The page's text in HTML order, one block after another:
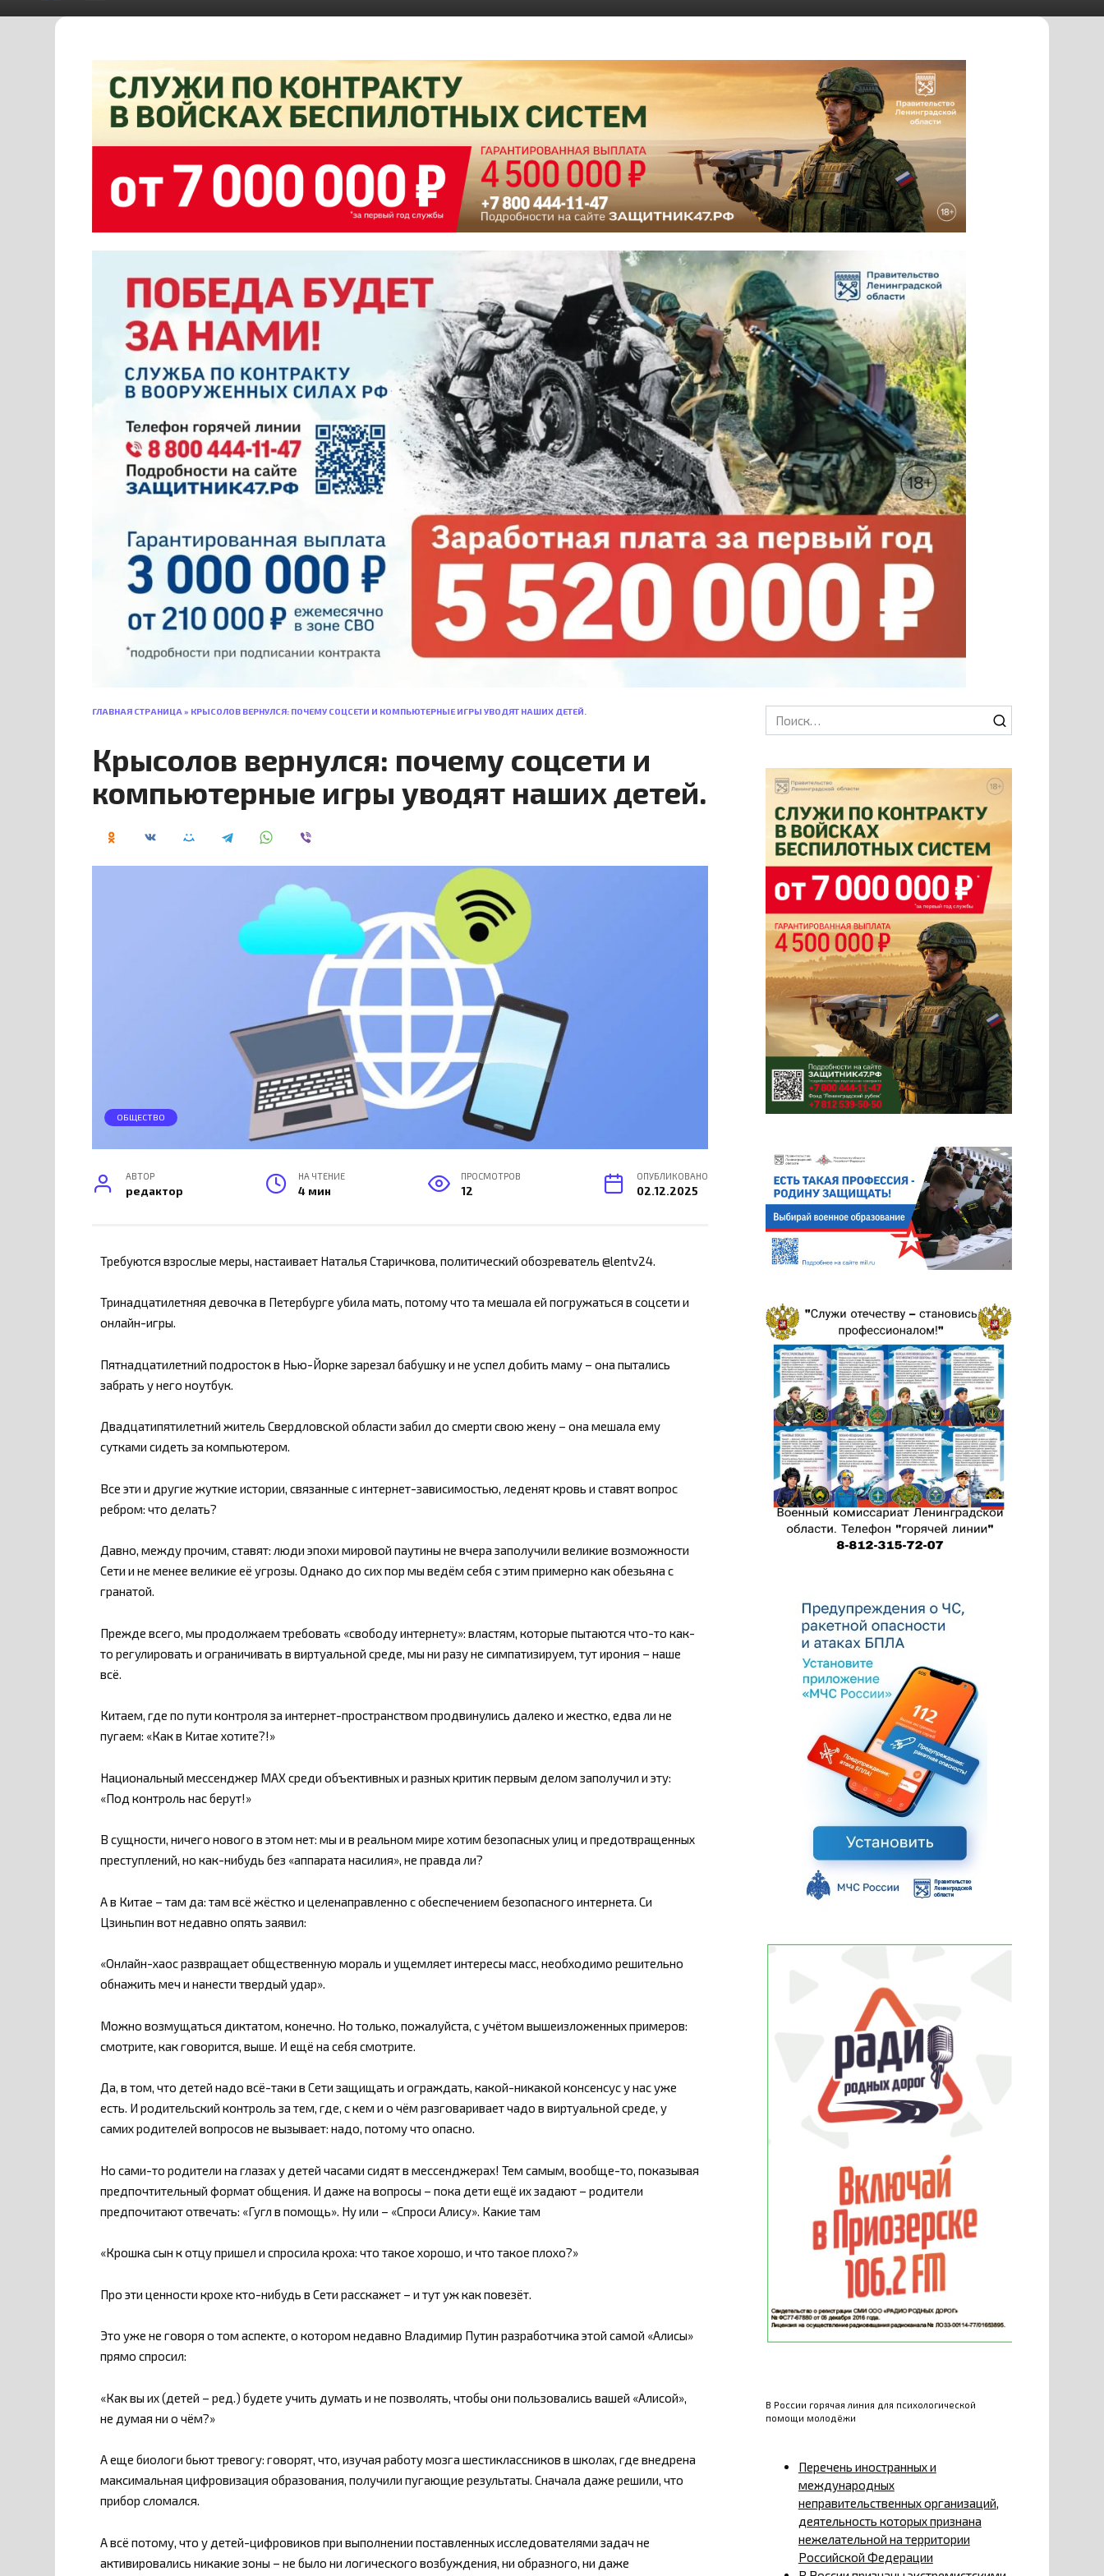
ГЛАВНАЯ СТРАНИЦА» КРЫСОЛОВ ВЕРНУЛСЯ: ПОЧЕМУ СОЦСЕТИ И КОМПЬЮТЕРНЫЕ ИГРЫ УВОДЯТ НАШИХ ДЕТЕЙ.
Крысолов вернулся: почему соцсети и
компьютерные игры уводят наших детей.
ОБЩЕСТВО
АВТОР
редактор
НА ЧТЕНИЕ
4 мин
ПРОСМОТРОВ
12
ОПУБЛИКОВАНО
02.12.2025
Требуются взрослые меры, настаивает Наталья Старичкова, политический обозреватель @lentv24.
Тринадцатилетняя девочка в Петербурге убила мать, потому что та мешала ей погружаться в соцсети и
онлайн-игры.
Пятнадцатилетний подросток в Нью-Йорке зарезал бабушку и не успел добить маму – она пытались
забрать у него ноутбук.
Двадцатипятилетний житель Свердловской области забил до смерти свою жену – она мешала ему
сутками сидеть за компьютером.
Все эти и другие жуткие истории, связанные с интернет-зависимостью, леденят кровь и ставят вопрос
ребром: что делать?
Давно, между прочим, ставят: люди эпохи мировой паутины не вчера заполучили великие возможности
Сети и не менее великие её угрозы. Однако до сих пор мы ведём себя с этим примерно как обезьяна с
гранатой.
Прежде всего, мы продолжаем требовать «свободу интернету»: властям, которые пытаются что-то как-
то регулировать и ограничивать в виртуальной среде, мы ни разу не симпатизируем, тут ирония – наше
всё.
Китаем, где по пути контроля за интернет-пространством продвинулись далеко и жестко, едва ли не
пугаем: «Как в Китае хотите?!»
Национальный мессенджер MAX среди объективных и разных критик первым делом заполучил и эту:
«Под контроль нас берут!»
В сущности, ничего нового в этом нет: мы и в реальном мире хотим безопасных улиц и предотвращенных
преступлений, но как-нибудь без «аппарата насилия», не правда ли?
А в Китае – там да: там всё жёстко и целенаправленно с обеспечением безопасного интернета. Си
Цзиньпин вот недавно опять заявил:
«Онлайн-хаос развращает общественную мораль и ущемляет интересы масс, необходимо решительно
обнажить меч и нанести твердый удар».
Можно возмущаться диктатом, конечно. Но только, пожалуйста, с учётом вышеизложенных примеров:
смотрите, как говорится, выше. И ещё на себя смотрите.
Да, в том, что детей надо всё-таки в Сети защищать и ограждать, какой-никакой консенсус у нас уже
есть. И родительский контроль за тем, где, с кем и о чём разговаривает чадо в виртуальной среде, у
самих родителей вопросов не вызывает: надо, потому что опасно.
Но сами-то родители на глазах у детей часами сидят в мессенджерах! Тем самым, вообще-то, показывая
предпочтительный формат общения. И даже на вопросы – пока дети ещё их задают – родители
предпочитают отвечать: «Гугл в помощь». Ну или – «Спроси Алису». Какие там
«Крошка сын к отцу пришел и спросила кроха: что такое хорошо, и что такое плохо?»
Про эти ценности крохе кто-нибудь в Сети расскажет – и тут уж как повезёт.
Это уже не говоря о том аспекте, о котором недавно Владимир Путин разработчика этой самой «Алисы»
прямо спросил:
«Как вы их (детей – ред.) будете учить думать и не позволять, чтобы они пользовались вашей «Алисой»,
не думая ни о чём?»
А еще биологи бьют тревогу: говорят, что, изучая работу мозга шестиклассников в школах, где внедрена
максимальная цифровизация образования, получили пугающие результаты. Сначала даже решили, что
прибор сломался.
А всё потому, что у детей-цифровиков при выполнении поставленных исследователями задач не
активировались никакие зоны – не было ни логического возбуждения, ни образного, ни даже
Search
for:
В России горячая линия для психологической
помощи молодёжи
Перечень иностранных и
международных
неправительственных организаций,
деятельность которых признана
нежелательной на территории
Российской Федерации